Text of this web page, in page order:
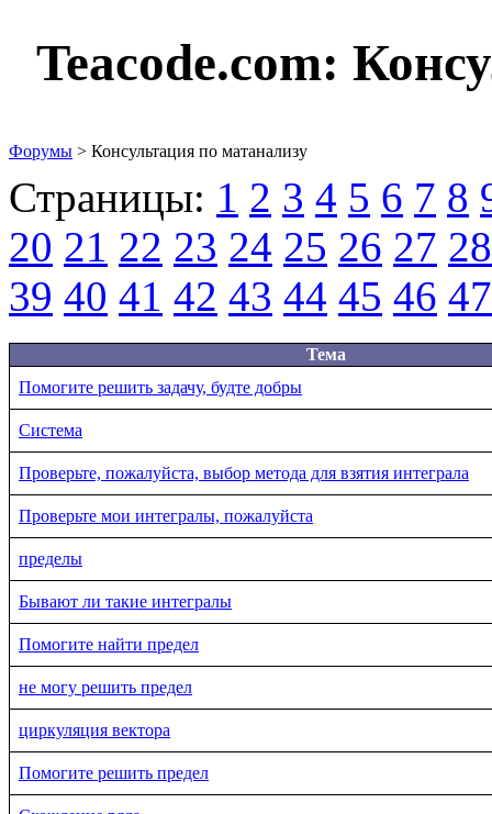
Teacode.com:
Форумы > Консультация по матанализу
Страницы: 1 2 3 4 5 6 7 8
20 21 22 23 24 25 26 27 28
39 40 41 42 43 44 45 46 47
Тема
Помогите решить задачу, будте добры
Система
Проверьте, пожалуйста, выбор метода для взятия интеграла
Проверьте мои интегралы, пожалуйста
пределы
Бывают ли такие интегралы
Помогите найти предел
не могу решить предел
циркуляция вектора
Помогите решить предел